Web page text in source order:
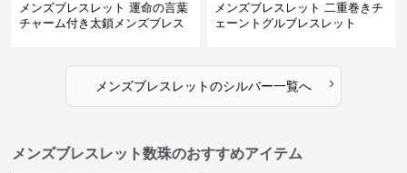
メンズブレスレット 運命の言葉
チャーム付き太鎖メンズブレス
メンズブレスレット 二重巻きチ
ェーントグルブレスレット
メンズブレスレットのシルバー一覧へ ›
メンズブレスレット数珠のおすすめアイテム